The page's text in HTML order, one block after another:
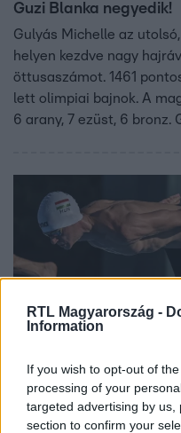
RTL Magyarország -
Information
If you wish to opt-out of
processing of your
targeted advertising by
section to confirm your
Guzi Blanka negyedik!
Gulyás Michelle az
helyen kezdve nagy
öttusaszámot. 1461
lett olimpiai bajnok. A
6 arany, 7 ezüst, 6 bronz.
Sport
2024. augusztus 10. 17:43
Szép Balázs a 10.,